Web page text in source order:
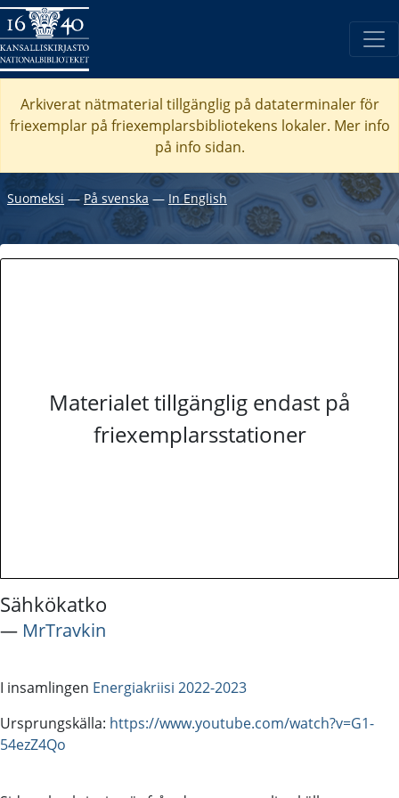
Arkiverat nätmaterial tillgänglig på dataterminaler för
friexemplar på friexemplarsbibliotekens lokaler. Mer info
på info sidan.
Suomeksi ―På svenska ― In English
Materialet tillgänglig endast på
friexemplarsstationer
Sähkökatko
― MrTravkin
I insamlingen Energiakriisi 2022-2023
Ursprungskälla: https://www.youtube.com/watch?v=G1-
54ezZ4Qo